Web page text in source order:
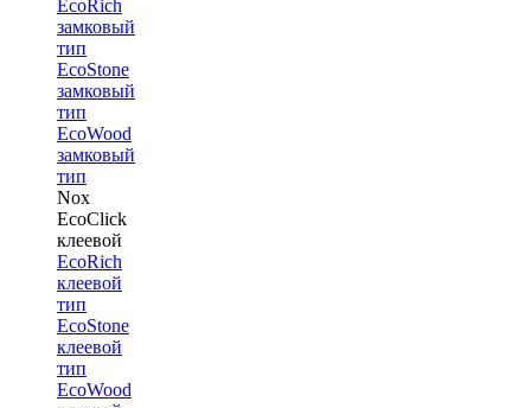
EcoRich
замковый
тип
EcoStone
замковый
тип
EcoWood
замковый
тип
Nox
EcoClick
клеевой
EcoRich
клеевой
тип
EcoStone
клеевой
тип
EcoWood